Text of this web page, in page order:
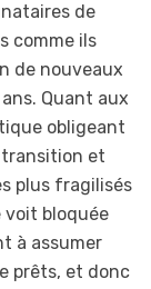
de
comme ils
de nouveaux
Quant aux
obligeant
transition et
plus fragilisés
voit bloquée
à assumer
prêts, et donc